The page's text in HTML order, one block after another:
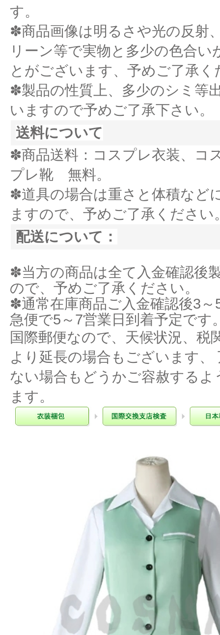
す。
✽商品画像は明るさや光の反射
リーン等で実物と多少の色合
とがございます、予めご了承く
✽製品の性質上、多少のシミ等
いますので予めご了承下さい。
送料について
✽商品送料：コスプレ衣装、コ
プレ靴 無料。
✽道具の場合は重さと体積など
ますので、予めご了承ください
配送について：
✽当方の商品は全て入金確認後
ので、予めご了承ください。
✽通常在庫商品ご入金確認後3
急便で5～7営業日到着予定です
国際郵便なので、天候状況、税
より延長の場合もございます、
ない場合もどうかご容赦する
ます。